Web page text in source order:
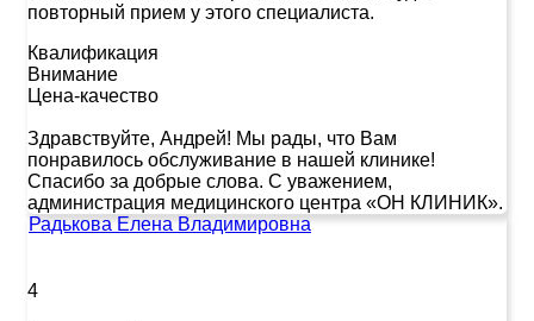
повторный прием у этого специалиста.
Квалификация
Внимание
Цена-качество
Здравствуйте, Андрей! Мы рады, что Вам
понравилось обслуживание в нашей клинике!
Спасибо за добрые слова. С уважением,
администрация медицинского центра «ОН КЛИНИК».
Радькова Елена Владимировна
4